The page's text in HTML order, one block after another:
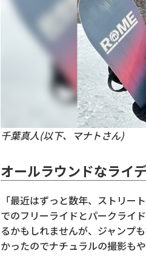
千葉真人(以下、マナトさん)
オールラウンドなライ
「最近はずっと数年、ストリー
でのフリーライドとパークライ
るかもしれませんが、ジャンプ
かったのでナチュラルの撮影もや